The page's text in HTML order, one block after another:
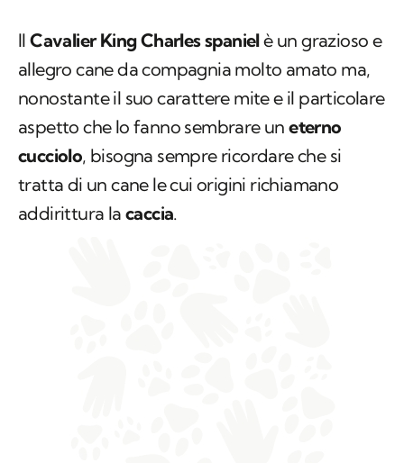
IlCavalier King Charles spanielè un grazioso e
allegro cane da compagnia molto amato ma,
nonostante il suo carattere mite e il particolare
aspetto che lo fanno sembrare uneterno
cucciolo, bisogna sempre ricordare che si
tratta di un cane le cui origini richiamano
addirittura lacaccia.